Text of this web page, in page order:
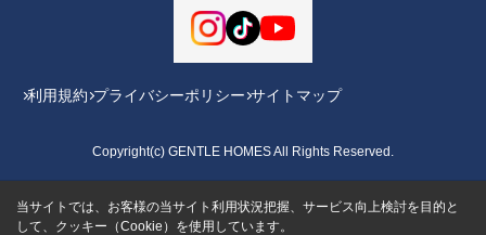
利用規約 プライバシーポリシー サイトマップ
Copyright(c) GENTLE HOMES All Rights Reserved.
当サイトでは、お客様の当サイト利用状況把握、サービス向上検討を目的と
して、クッキー（Cookie）を使用しています。